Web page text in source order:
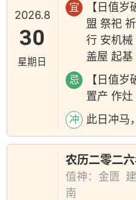
2026.8
30
星期日
宜 【日值
盟 祭祀
行 安机
盖屋 起
忌
【日值
置产 作灶
冲 此日冲马
农历二零二
值神：金匮
南